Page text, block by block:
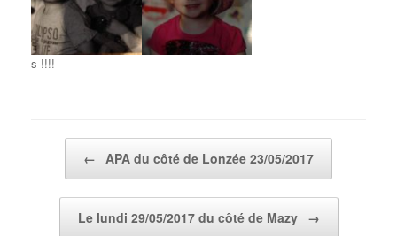
s !!!!
← APA du côté de Lonzée 23/05/2017
Le lundi 29/05/2017 du côté de Mazy →